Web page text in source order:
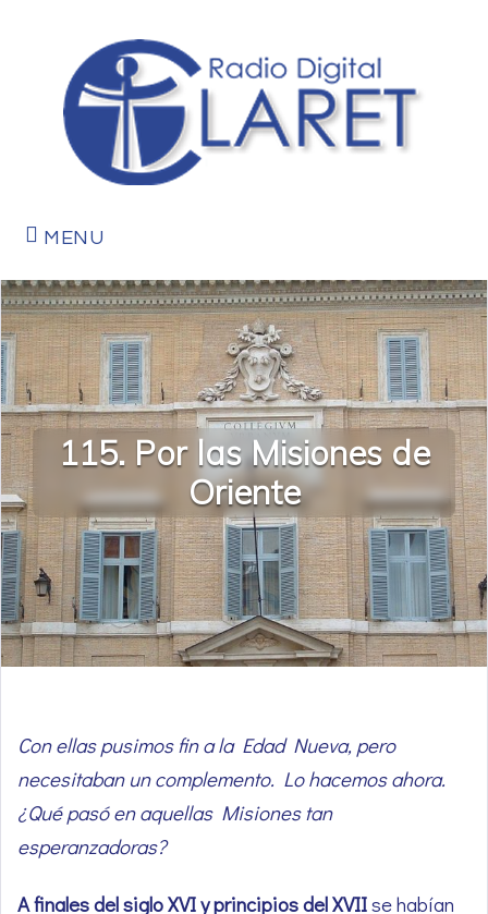
MENU
115. Por las Misiones de
Oriente
Con ellas pusimos fin a la Edad Nueva, pero
necesitaban un complemento. Lo hacemos ahora.
¿Qué pasó en aquellas Misiones tan
esperanzadoras?
A finales del siglo XVI y principios del XVIIse habían